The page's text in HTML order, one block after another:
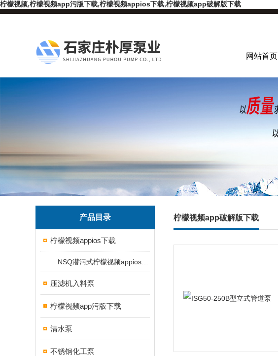
柠檬视频,柠檬视频app污版下载,柠檬视频appios下载,柠檬视频app破解版下载
网站首页
产品目录
柠檬视频appios下载
压滤机入料泵
柠檬视频app污版下载
清水泵
不锈钢化工泵
柠檬视频app破解版下载